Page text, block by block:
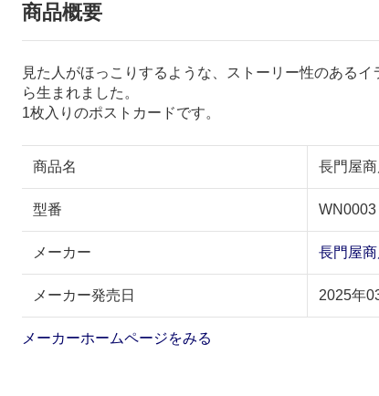
商品概要
見た人がほっこりするような、ストーリー性のある
ら生まれました。
1枚入りのポストカードです。
商品名 長門屋
型番 WN0003
メーカー 長門屋
メーカー発売日 2025年
メーカーホームページをみる